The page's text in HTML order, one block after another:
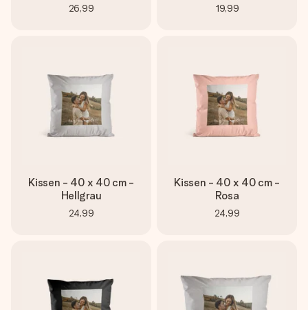
26,99 19,99
Kissen - 40 x 40 cm -
Hellgrau
24,99
Kissen - 40 x 40 cm -
Rosa
24,99